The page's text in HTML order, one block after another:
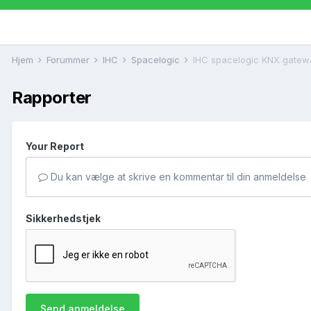
Hjem Forummer IHC Spacelogic IHC spacelogic KNX
Rapporter
Your Report
Du kan vælge at skrive en kommentar til din anmeldelse
Sikkerhedstjek
Send anmeldelse